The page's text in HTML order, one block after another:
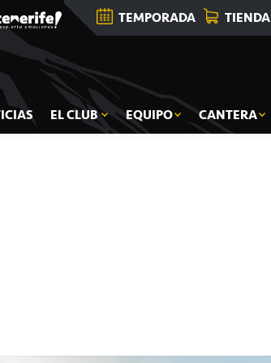
TEMPORADA TIENDA
EL CLUB EQUIPO CANTERA